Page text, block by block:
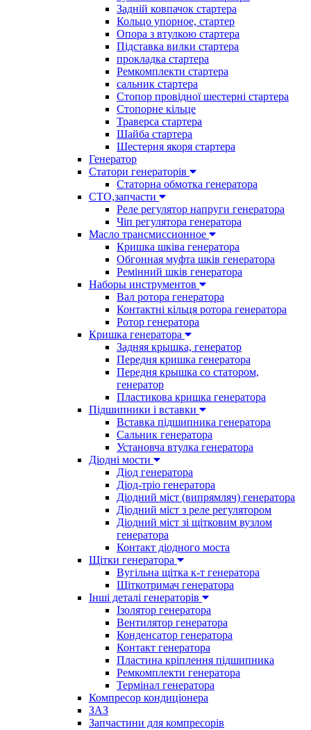
Задній ковпачок стартера
Кольцо упорное, стартер
Опора з втулкою стартера
Підставка вилки стартера
прокладка стартера
Ремкомплекти стартера
сальник стартера
Стопор провідної шестерні стартера
Стопорне кільце
Траверса стартера
Шайба стартера
Шестерня якоря стартера
Генератор
Cтатори генераторів
Статорна обмотка генератора
СТО,запчасти
Реле регулятор напруги генератора
Чіп регулятора генератора
Масло трансмиссионное
Кришка шківа генератора
Обгонная муфта шків генератора
Ремінний шків генератора
Наборы инструментов
Вал ротора генератора
Контактні кільця ротора генератора
Ротор генератора
Кришка генератора
Задняя крышка, генератор
Передня кришка генератора
Передня крышка со статором,
генератор
Пластикова кришка генератора
Підшипники і вставки
Вставка підшипника генератора
Сальник генератора
Установча втулка генератора
Діодні мости
Діод генератора
Діод-тріо генератора
Діодний міст (випрямляч) генератора
Діодний міст з реле регулятором
Діодний міст зі щітковим вузлом
генератора
Контакт діодного моста
Щітки генератора
Вугільна щітка к-т генератора
Щіткотримач генератора
Інші деталі генераторів
Ізолятор генератора
Вентилятор генератора
Конденсатор генератора
Контакт генератора
Пластина кріплення підшипника
Ремкомплекти генератора
Термінал генератора
Компресор кондиціонера
ЗАЗ
Запчастини для компресорів